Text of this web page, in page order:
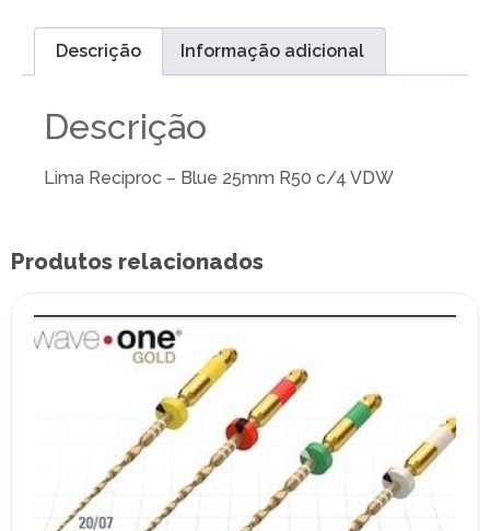
Descrição Informação adicional
Descrição
Lima Reciproc – Blue 25mm R50 c/4 VDW
Produtos relacionados